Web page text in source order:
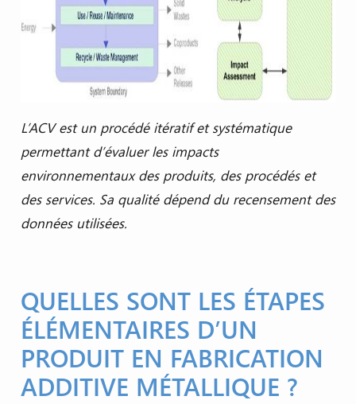
L’ACV est un procédé itératif et systématique
permettant d’évaluer les impacts
environnementaux des produits, des procédés et
des services. Sa qualité dépend du recensement des
données utilisées.
QUELLES SONT LES ÉTAPES
ÉLÉMENTAIRES D’UN
PRODUIT EN FABRICATION
ADDITIVE MÉTALLIQUE ?